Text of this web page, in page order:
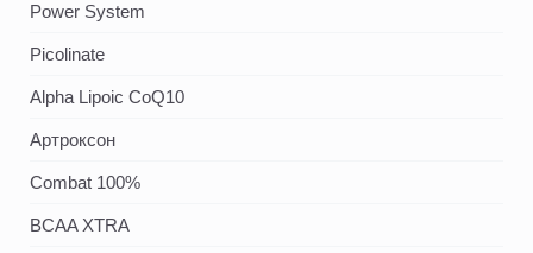
Power System
Picolinate
Alpha Lipoic CoQ10
Артроксон
Combat 100%
BCAA XTRA